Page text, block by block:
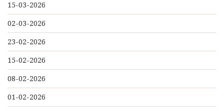
15-03-2026
02-03-2026
23-02-2026
15-02-2026
08-02-2026
01-02-2026